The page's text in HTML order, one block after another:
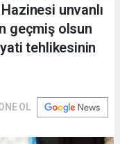
unvanlı
geçmiş olsun
tehlikesinin
OL